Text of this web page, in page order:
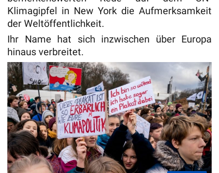
Klimagipfel in New York die Aufmerksamkeit
der Weltöffentlichkeit.
Ihr Name hat sich inzwischen über Europa
hinaus verbreitet.